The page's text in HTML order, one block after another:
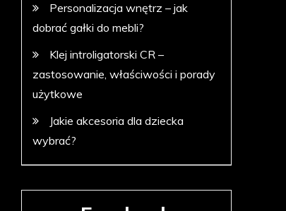
Personalizacja wnętrz – jak
dobrać gałki do mebli?
Klej introligatorski CR –
zastosowanie, właściwości i porady
użytkowe
Jakie akcesoria dla dziecka
wybrać?